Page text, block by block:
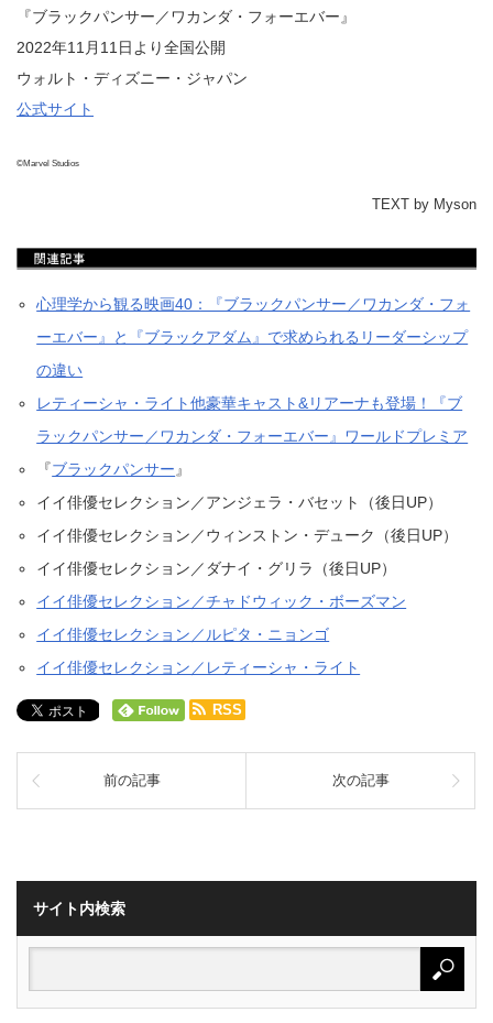
『ブラックパンサー／ワカンダ・フォーエバー』
2022年11月11日より全国公開
ウォルト・ディズニー・ジャパン
公式サイト
©Marvel Studios
TEXT by Myson
心理学から観る映画40：『ブラックパンサー／ワカンダ・フォ
ーエバー』と『ブラックアダム』で求められるリーダーシップ
の違い
レティーシャ・ライト他豪華キャスト&リアーナも登場！『ブ
ラックパンサー／ワカンダ・フォーエバー』ワールドプレミア
『ブラックパンサー』
イイ俳優セレクション／アンジェラ・バセット（後日UP）
イイ俳優セレクション／ウィンストン・デューク（後日UP）
イイ俳優セレクション／ダナイ・グリラ（後日UP）
イイ俳優セレクション／チャドウィック・ボーズマン
イイ俳優セレクション／ルピタ・ニョンゴ
イイ俳優セレクション／レティーシャ・ライト
RSS
前の記事 次の記事
サイト内検索